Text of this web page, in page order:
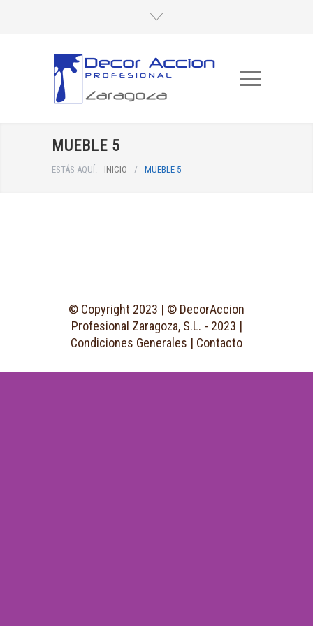
MUEBLE 5
ESTÁS AQUÍ: INICIO / MUEBLE 5
© Copyright 2023 | © DecorAccion
Profesional Zaragoza, S.L. - 2023 |
Condiciones Generales | Contacto